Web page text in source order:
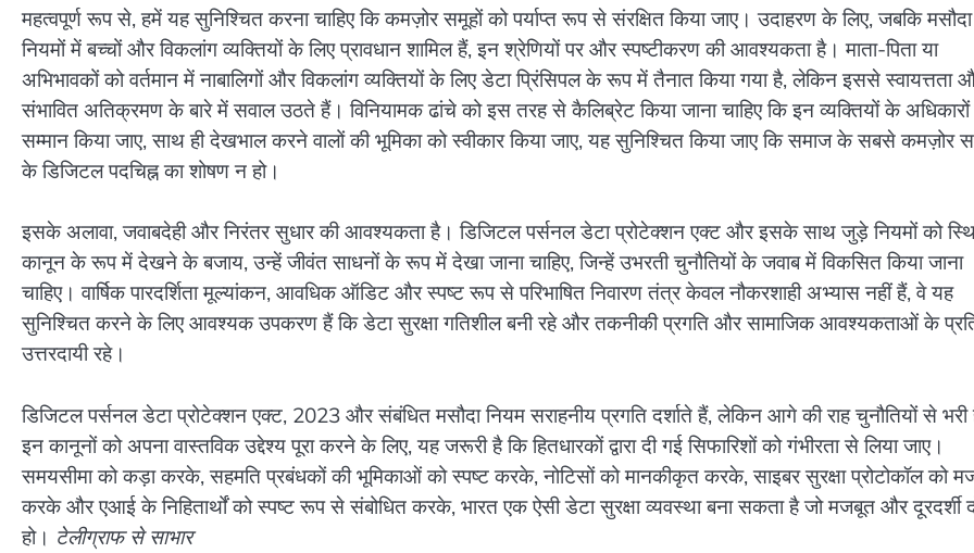
महत्वपूर्ण रूप से, हमें यह सुनिश्चित करना चाहिए कि कमज़ोर समूहों को पर्याप्त रूप से संरक्षित किया जाए। उदाहरण के लिए, जबकि मसौदा
नियमों में बच्चों और विकलांग व्यक्तियों के लिए प्रावधान शामिल हैं, इन श्रेणियों पर और स्पष्टीकरण की आवश्यकता है। माता-पिता या
अभिभावकों को वर्तमान में नाबालिगों और विकलांग व्यक्तियों के लिए डेटा प्रिंसिपल के रूप में तैनात किया गया है, लेकिन इससे स्वायत्तता
संभावित अतिक्रमण के बारे में सवाल उठते हैं। विनियामक ढांचे को इस तरह से कैलिब्रेट किया जाना चाहिए कि इन व्यक्तियों के
सम्मान किया जाए, साथ ही देखभाल करने वालों की भूमिका को स्वीकार किया जाए, यह सुनिश्चित किया जाए कि समाज के सबसे कमज़ोर
के डिजिटल पदचिह्न का शोषण न हो।
इसके अलावा, जवाबदेही और निरंतर सुधार की आवश्यकता है। डिजिटल पर्सनल डेटा प्रोटेक्शन एक्ट और इसके साथ जुड़े नियमों को
कानून के रूप में देखने के बजाय, उन्हें जीवंत साधनों के रूप में देखा जाना चाहिए, जिन्हें उभरती चुनौतियों के जवाब में विकसित किया जाना
चाहिए। वार्षिक पारदर्शिता मूल्यांकन, आवधिक ऑडिट और स्पष्ट रूप से परिभाषित निवारण तंत्र केवल नौकरशाही अभ्यास नहीं हैं, वे यह
सुनिश्चित करने के लिए आवश्यक उपकरण हैं कि डेटा सुरक्षा गतिशील बनी रहे और तकनीकी प्रगति और सामाजिक आवश्यकताओं के
उत्तरदायी रहे।
डिजिटल पर्सनल डेटा प्रोटेक्शन एक्ट, 2023 और संबंधित मसौदा नियम सराहनीय प्रगति दर्शाते हैं, लेकिन आगे की राह चुनौतियों से भरी
इन कानूनों को अपना वास्तविक उद्देश्य पूरा करने के लिए, यह जरूरी है कि हितधारकों द्वारा दी गई सिफारिशों को गंभीरता से लिया जाए।
समयसीमा को कड़ा करके, सहमति प्रबंधकों की भूमिकाओं को स्पष्ट करके, नोटिसों को मानकीकृत करके, साइबर सुरक्षा प्रोटोकॉल को
करके और एआई के निहितार्थों को स्पष्ट रूप से संबोधित करके, भारत एक ऐसी डेटा सुरक्षा व्यवस्था बना सकता है जो मजबूत और दूरदर्शी
हो। टेलीग्राफ से साभार